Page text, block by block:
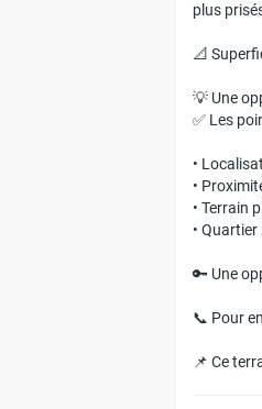
plus
📐
💡 Une
✅ Les
•
•
• Terrain
•
🔑 Une
📞 Pour
📌 Ce